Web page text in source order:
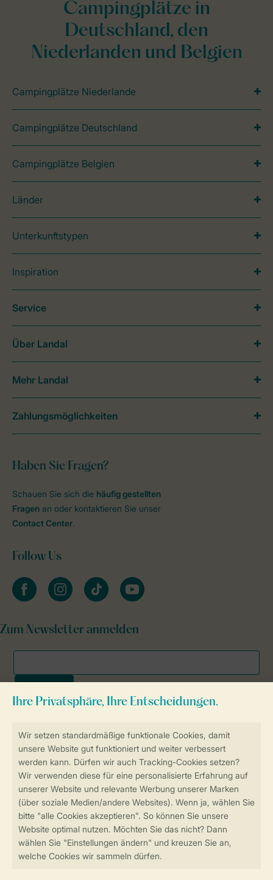
Sicherstellung Deiner Privatsphäre
Sicher und schnell zur Online-Buchung
SSL-Verschlüsselung
Sichere Datenübertragung
Sicheres Bezahlen
Campingplätze in
Deutschland, den
Niederlanden und Belgien
Campingplätze Niederlande
Campingplätze Deutschland
Campingplätze Belgien
Länder
Unterkunftstypen
Inspiration
Haben Sie Fragen?
Schauen Sie sich die häufig gestellten
Fragen an oder kontaktieren Sie unser
Contact Center.
Follow Us
facebookinstagramtiktok youtube
Zum Newsletter anmelden
Service
Über Landal
Mehr Landal
Zahlungsmöglichkeiten